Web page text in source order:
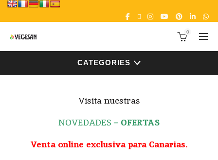
0
CATEGORIES
Visita nuestras
NOVEDADES – OFERTAS
Venta online exclusiva para Canarias.